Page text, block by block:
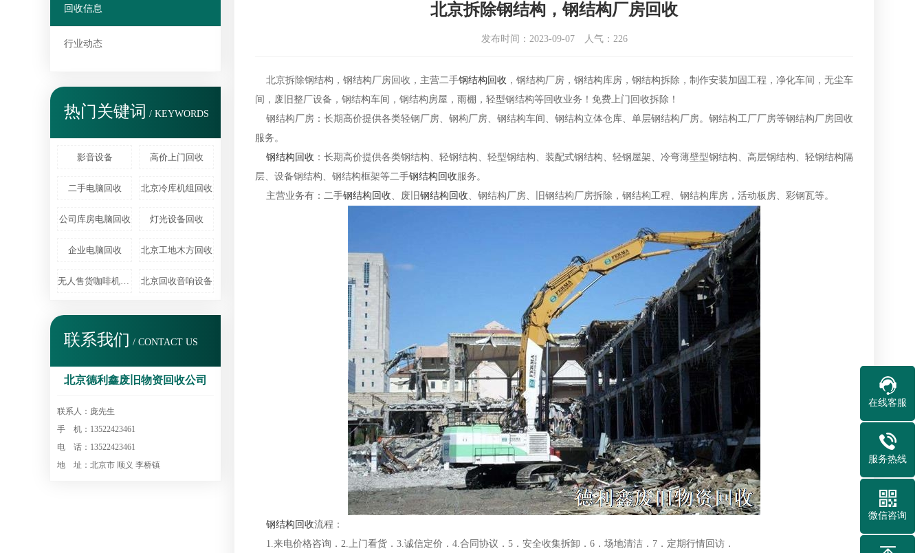
回收信息
行业动态
热门关键词 / KEYWORDS
影音设备 高价上门回收
二手电脑回收 北京冷库机组回收
公司库房电脑回收 灯光设备回收
企业电脑回收 北京工地木方回收
无人售货咖啡机回收 北京回收音响设备
联系我们 / CONTACT US
北京德利鑫废旧物资回收公司
联系人：庞先生
手 机：13522423461
电 话：13522423461
地 址：北京市 顺义 李桥镇
北京拆除钢结构，钢结构厂房回收
发布时间：2023-09-07 人气： 226
北京拆除钢结构，钢结构厂房回收，主营二手钢结构回收 ，钢结构厂房，钢结构库房，钢结构拆除，制作安装加固工程，净化车间，无尘车
间，废旧整厂设备，钢结构车间，钢结构房屋，雨棚，轻型钢结构等回收业务！免费上门回收拆除！
钢结构厂房：长期高价提供各类轻钢厂房、钢构厂房、钢结构车间、钢结构立体仓库、单层钢结构厂房。钢结构工厂厂房等钢结构厂房回收
服务。
钢结构回收 ：长期高价提供各类钢结构、轻钢结构、轻型钢结构、装配式钢结构、轻钢屋架、冷弯薄壁型钢结构、高层钢结构、轻钢结构隔
层、设备钢结构、钢结构框架等二手钢结构回收服务。
主营业务有：二手钢结构回收、废旧钢结构回收、钢结构厂房、旧钢结构厂房拆除，钢结构工程、钢结构库房，活动板房、彩钢瓦等。
钢结构回收流程：
1.来电价格咨询．2.上门看货．3.诚信定价．4.合同协议．5．安全收集拆卸．6．场地清洁．7．定期行情回访．
在线客服
服务热线
微信咨询